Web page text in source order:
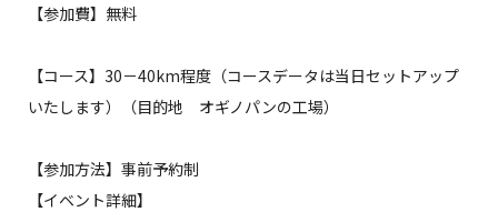
【参加費】無料
【コース】30－40km程度（コースデータは当日セットアップ
いたします）（目的地 オギノパンの工場）
【参加方法】事前予約制
【イベント詳細】